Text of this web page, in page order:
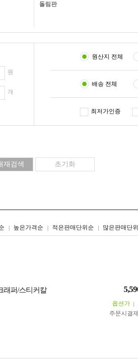
돌림판
원
개
원산지 전체
배송 전체
최저가인증
높은가격순 적은판매단위순 많은판매단
래퍼/스티커칼
옵션가
주문시결제